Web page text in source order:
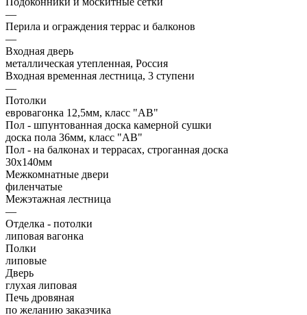
—
Перила и ограждения террас и балконов
—
Входная дверь
металлическая утепленная, Россия
Входная временная лестница, 3 ступени
—
Потолки
евровагонка 12,5мм, класс "АВ"
Пол - шпунтованная доска камерной сушки
доска пола 36мм, класс "АB"
Пол - на балконах и террасах, строганная доска
30х140мм
Межкомнатные двери
филенчатые
Межэтажная лестница
—
Отделка - потолки
липовая вагонка
Полки
липовые
Дверь
глухая липовая
Печь дровяная
по желанию заказчика